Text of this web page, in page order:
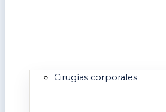
Cirugías corporales